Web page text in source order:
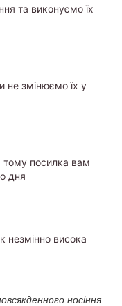
та виконуємо їх
не змінюємо їх у
тому посилка вам
дня
незмінно висока
носіння.